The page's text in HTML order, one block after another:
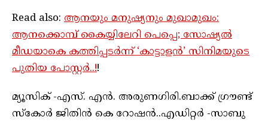
Read also: ആനയും മനുഷ്യനും മുഖാമുഖം:
ആനക്കൊമ്പ് കൈയ്യിലേറി പെപ്പെ; സോഷ്യൽ
മീഡയാകെ കത്തിപ്പടർന്ന് ‘കാട്ടാളൻ’ സിനിമയുടെ
പുതിയ പോസ്റ്റർ..!!
മ്യൂസിക് -എസ്. എൻ. അരുണഗിരി.ബാക്ക് ഗ്രൗണ്ട്
സ്കോർ ജിതിൻ കെ റോഷൻ..എഡിറ്റർ -സാബു